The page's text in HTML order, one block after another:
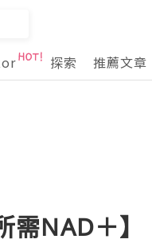
探索 推薦文章
需NAD＋】